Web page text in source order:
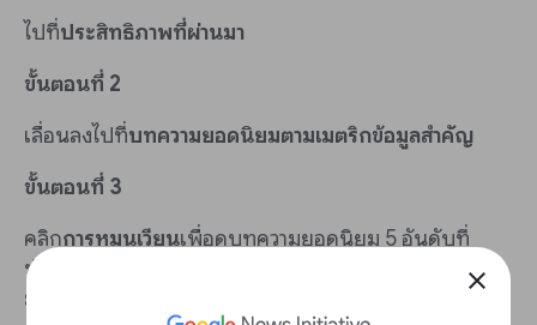
close
ไปที่ประสิทธิภาพที่ผ่านมา
ขั้นตอนที่ 2
เลื่อนลงไปที่บทความยอดนิยมตามเมตริกข้อมูลสำคัญ
ขั้นตอนที่ 3
คลิกการหมุนเวียนเพื่อดูบทความยอดนิยม 5 อันดับที่
ทำให้เกิดการหมุนเวียนไปยังบทความอื่นๆ ในเว็บไซต์ได้
มากที่สุด